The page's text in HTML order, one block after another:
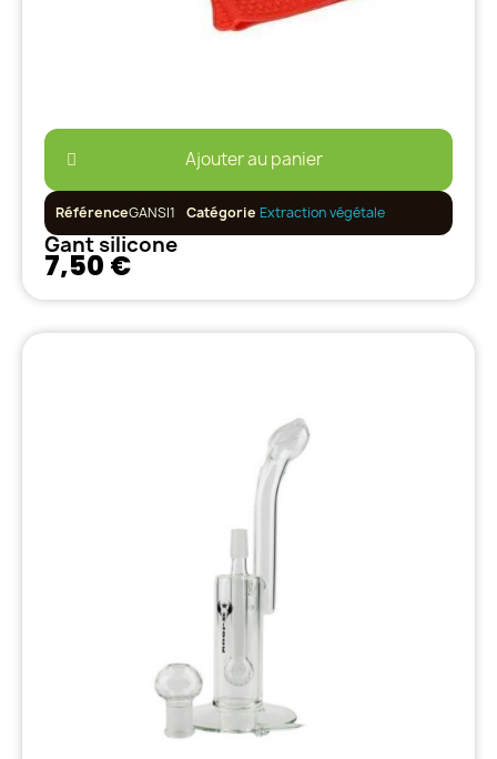
Ajouter au panier
RéférenceGANSI1 Catégorie Extraction végétale
Gant silicone
7,50 €